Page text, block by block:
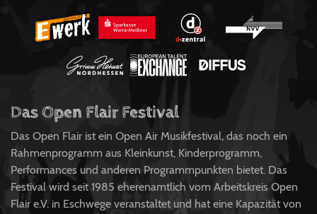
Das Open Flair Festival
Das Open Flair ist ein Open Air Musikfestival, das noch ein
Rahmenprogramm aus Kleinkunst, Kinderprogramm,
Performances und anderen Programmpunkten bietet. Das
Festival wird seit 1985 eherenamtlich vom Arbeitskreis Open
Flair e.V. in Eschwege veranstaltet und hat eine Kapazität von